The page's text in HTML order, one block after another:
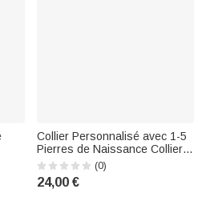
Collier Personnalisé avec 1-5
Pierres de Naissance Collier
de Protection Contre Œil
Maléfique Cadeau
Anniversaire pour Femme
(0)
24,00 €